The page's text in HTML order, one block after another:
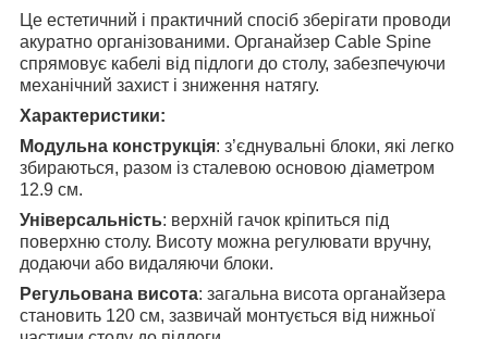
Це естетичний і практичний спосіб зберігати проводи
акуратно організованими. Органайзер Cable Spine
спрямовує кабелі від підлоги до столу, забезпечуючи
механічний захист і зниження натягу.
Характеристики:
Модульна конструкція: з’єднувальні блоки, які легко
збираються, разом із сталевою основою діаметром
12.9 см.
Універсальність: верхній гачок кріпиться під
поверхню столу. Висоту можна регулювати вручну,
додаючи або видаляючи блоки.
Регульована висота: загальна висота органайзера
становить 120 см, зазвичай монтується від нижньої